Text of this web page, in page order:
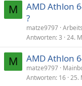
M
AMD Athlon
?
matze9797
Antworten 3 24.
M AMD Athlon
matze9797
Antworten 16 25.